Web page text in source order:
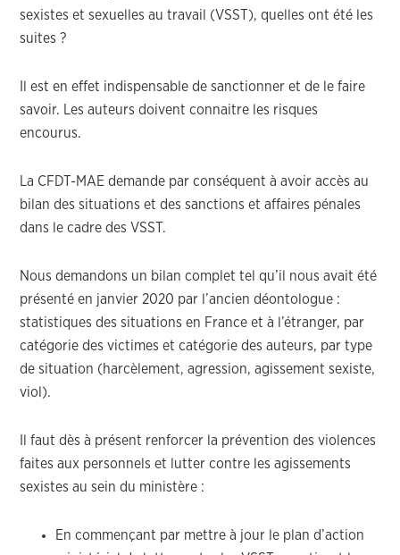
sexistes et sexuelles au travail (VSST), quelles ont été les
suites ?
Il est en effet indispensable de sanctionner et de le faire
savoir. Les auteurs doivent connaitre les risques
encourus.
La CFDT-MAE demande par conséquent à avoir accès au
bilan des situations et des sanctions et affaires pénales
dans le cadre des VSST.
Nous demandons un bilan complet tel qu’il nous avait été
présenté en janvier 2020 par l’ancien déontologue :
statistiques des situations en France et à l’étranger, par
catégorie des victimes et catégorie des auteurs, par type
de situation (harcèlement, agression, agissement sexiste,
viol).
Il faut dès à présent renforcer la prévention des violences
faites aux personnels et lutter contre les agissements
sexistes au sein du ministère :
En commençant par mettre à jour le plan d’action